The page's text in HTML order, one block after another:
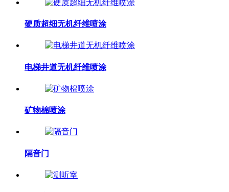
硬质超细无机纤维喷涂
电梯井道无机纤维喷涂
矿物棉喷涂
隔音门